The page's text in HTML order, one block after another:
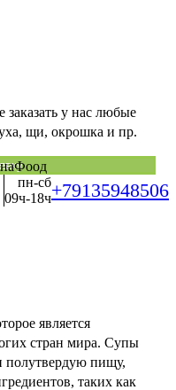
пн-сб
09ч-18ч+79135948506
у нас любые
щи, окрошка и пр.
является
стран мира. Супы
полутвердую пищу,
таких как